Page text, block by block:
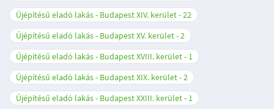
Újépítésű eladó lakás - Budapest XIV. kerület 22
Újépítésű eladó lakás - Budapest XV. kerület 2
Újépítésű eladó lakás - Budapest XVIII. kerület
1
Újépítésű eladó lakás - Budapest XIX. kerület 2
Újépítésű eladó lakás - Budapest XXIII. kerület
1